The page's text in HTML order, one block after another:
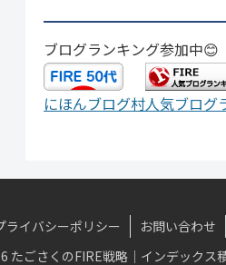
ブログランキング参加中😊
にほんブログ村人気ブログ
ライバシーポリシー お問い合わせ
たごさくのFIRE戦略｜インデックス